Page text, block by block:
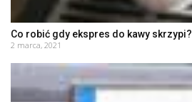
Co robić gdy ekspres do kawy skrzypi?
2 marca, 2021